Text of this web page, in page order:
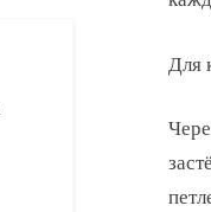
Для